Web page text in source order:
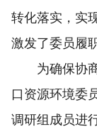
转化落实，实
激发了委员履
为确保协商
口资源环境委
调研组成员进